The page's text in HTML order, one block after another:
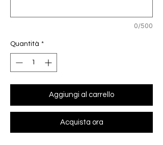
0/500
Quantità *
Aggiungi al carrello
Acquista ora